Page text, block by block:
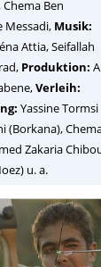
Ben
Messadi, Musik:
Attia, Seifallah
Produktion:
Verleih:
Yassine Tormsi
(Borkana),
Zakaria
u. a.